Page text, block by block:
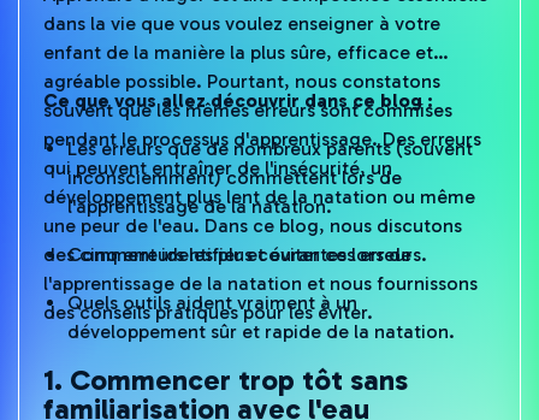
dans la vie que vous voulez enseigner à votre
enfant de la manière la plus sûre, efficace et
agréable possible. Pourtant, nous constatons
souvent que les mêmes erreurs sont commises
pendant le processus d'apprentissage. Des erreurs
qui peuvent entraîner de l'insécurité, un
développement plus lent de la natation ou même
une peur de l'eau. Dans ce blog, nous discutons
des cinq erreurs les plus courantes lors de
l'apprentissage de la natation et nous fournissons
des conseils pratiques pour les éviter.
Ce que vous allez découvrir dans ce blog :
Les erreurs que de nombreux parents (souvent
inconsciemment) commettent lors de
l'apprentissage de la natation.
Comment identifier et éviter ces erreurs.
Quels outils aident vraiment à un
développement sûr et rapide de la natation.
1. Commencer trop tôt sans
familiarisation avec l'eau